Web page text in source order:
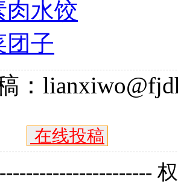
肉水饺
团子
：
在线投稿